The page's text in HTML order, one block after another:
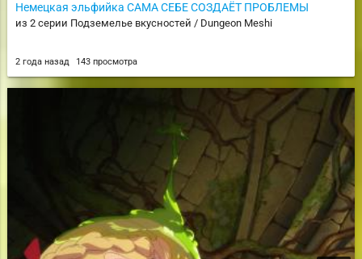
Немецкая эльфийка САМА СЕБЕ СОЗДАЁТ ПРОБЛЕМЫ
из 2 серии Подземелье вкусностей / Dungeon Meshi
2 года назад 143 просмотра